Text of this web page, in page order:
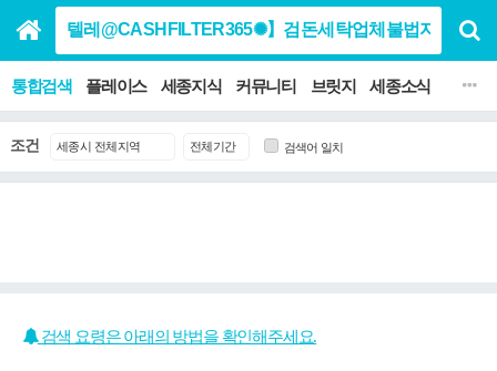
통합검색 플레이스 세종지식 커뮤니티 브릿지 세종소식 맛집
조건 검색어 일치
검색 요령은 아래의 방법을 확인해주세요.